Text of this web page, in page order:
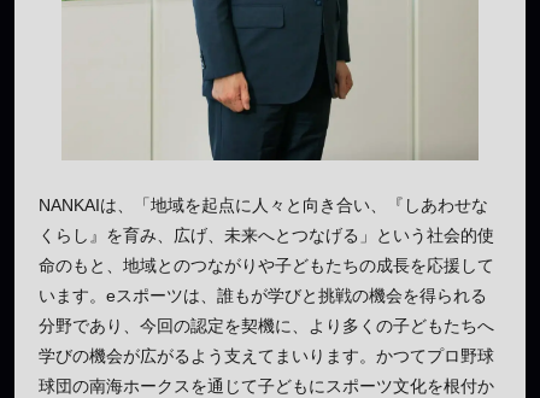
NANKAIは、「地域を起点に人々と向き合い、『しあわせな
くらし』を育み、広げ、未来へとつなげる」という社会的使
命のもと、地域とのつながりや子どもたちの成長を応援して
います。eスポーツは、誰もが学びと挑戦の機会を得られる
分野であり、今回の認定を契機に、より多くの子どもたちへ
学びの機会が広がるよう支えてまいります。かつてプロ野球
球団の南海ホークスを通じて子どもにスポーツ文化を根付か